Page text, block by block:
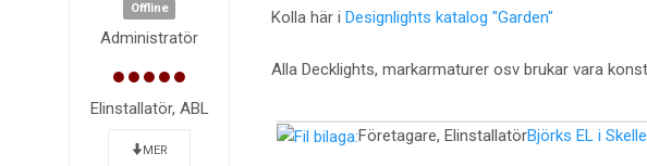
Offline
Administratör
Elinstallatör, ABL
MER
Kolla här i Designlights katalog "Garden"
Alla Decklights, markarmaturer osv brukar vara
Företagare, ElinstallatörBjörks EL i